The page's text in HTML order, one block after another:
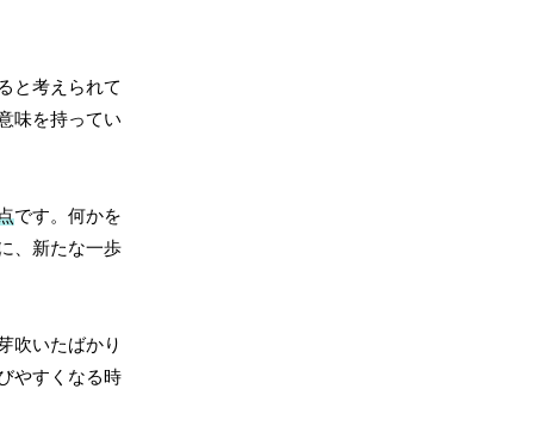
と考えられて
味を持ってい
です。何かを
、新たな一歩
吹いたばかり
やすくなる時